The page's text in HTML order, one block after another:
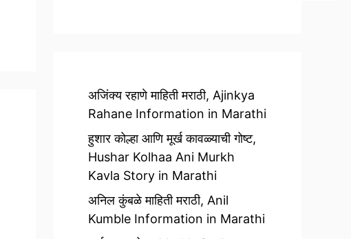
अजिंक्य रहाणे माहिती मराठी, Ajinkya
Rahane Information in Marathi
हुशार कोल्हा आणि मूर्ख कावळ्याची गोष्ट,
Hushar Kolhaa Ani Murkh
Kavla Story in Marathi
अनिल कुंबळे माहिती मराठी, Anil
Kumble Information in Marathi